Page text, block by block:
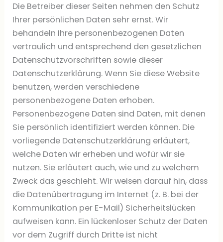
Die Betreiber dieser Seiten nehmen den Schutz
Ihrer persönlichen Daten sehr ernst. Wir
behandeln Ihre personenbezogenen Daten
vertraulich und entsprechend den gesetzlichen
Datenschutzvorschriften sowie dieser
Datenschutzerklärung. Wenn Sie diese Website
benutzen, werden verschiedene
personenbezogene Daten erhoben.
Personenbezogene Daten sind Daten, mit denen
Sie persönlich identifiziert werden können. Die
vorliegende Datenschutzerklärung erläutert,
welche Daten wir erheben und wofür wir sie
nutzen. Sie erläutert auch, wie und zu welchem
Zweck das geschieht. Wir weisen darauf hin, dass
die Datenübertragung im Internet (z. B. bei der
Kommunikation per E-Mail) Sicherheitslücken
aufweisen kann. Ein lückenloser Schutz der Daten
vor dem Zugriff durch Dritte ist nicht